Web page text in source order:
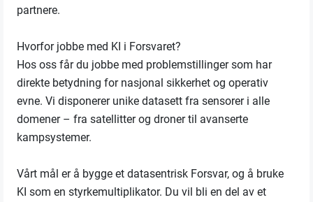
partnere.
Hvorfor jobbe med KI i Forsvaret?
Hos oss får du jobbe med problemstillinger som har
direkte betydning for nasjonal sikkerhet og operativ
evne. Vi disponerer unike datasett fra sensorer i alle
domener – fra satellitter og droner til avanserte
kampsystemer.
Vårt mål er å bygge et datasentrisk Forsvar, og å bruke
KI som en styrkemultiplikator. Du vil bli en del av et